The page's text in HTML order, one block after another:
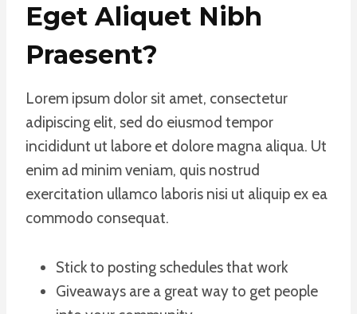
Eget Aliquet Nibh
Praesent?
Lorem ipsum dolor sit amet, consectetur
adipiscing elit, sed do eiusmod tempor
incididunt ut labore et dolore magna aliqua. Ut
enim ad minim veniam, quis nostrud
exercitation ullamco laboris nisi ut aliquip ex ea
commodo consequat.
Stick to posting schedules that work
Giveaways are a great way to get people